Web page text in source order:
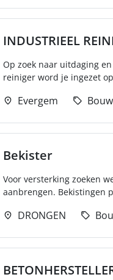
INDUSTRIEEL
Op zoek naar uitdaging
reiniger word je ingezet
Evergem Bouw
Bekister
Voor versterking zoeken
aanbrengen. Bekistingen
DRONGEN